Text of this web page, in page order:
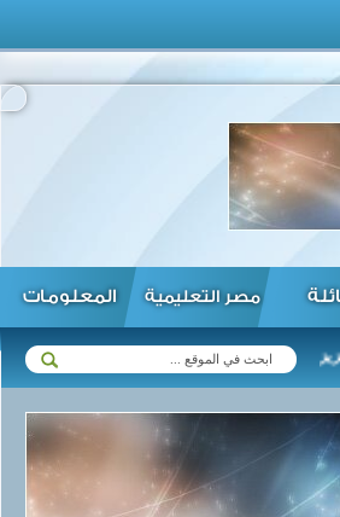
مصر التعليمية المعلومات
مع زيمبابوي في مختلف المجالات ...